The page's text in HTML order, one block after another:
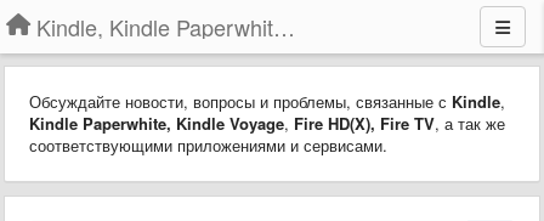
Kindle, Kindle Paperwhite, Kindle Voyage
Обсуждайте новости, вопросы и проблемы, связанные с Kindle,
Kindle Paperwhite, Kindle Voyage, Fire HD(X), Fire TV, а так же
соответствующими приложениями и сервисами.